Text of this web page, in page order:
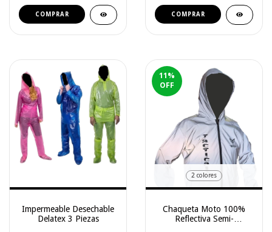
COMPRAR COMPRAR
Impermeable Desechable
Delatex 3 Piezas
11 %
OFF
2 colores
Chaqueta Moto 100%
Reflectiva Semi-